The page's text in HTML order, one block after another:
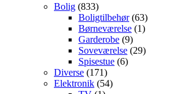
Bolig (833)
Boligtilbehør(63)
Børneværelse (1)
Garderobe (9)
Soveværelse (29)
Spisestue (6)
Diverse (171)
Elektronik (54)